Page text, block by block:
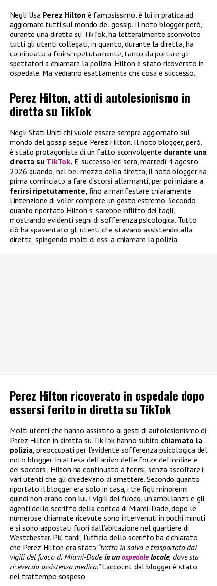
Negli Usa Perez Hilton è famosissimo, è lui in pratica ad
aggiornare tutti sul mondo del gossip. Il noto blogger però,
durante una diretta su TikTok, ha letteralmente sconvolto
tutti gli utenti collegati, in quanto, durante la diretta, ha
cominciato a ferirsi ripetutamente, tanto da portare gli
spettatori a chiamare la polizia. Hilton è stato ricoverato in
ospedale. Ma vediamo esattamente che cosa è successo.
Perez Hilton, atti di autolesionismo in
diretta su TikTok
Negli Stati Uniti chi vuole essere sempre aggiornato sul
mondo del gossip segue Perez Hilton. Il noto blogger, però,
è stato protagonista di un fatto sconvolgente durante una
diretta su TikTok. E’ successo ieri sera, martedì 4 agosto
2026 quando, nel bel mezzo della diretta, il noto blogger ha
prima cominciato a fare discorsi allarmanti, per poi iniziare a
ferirsi ripetutamente, fino a manifestare chiaramente
l’intenzione di voler compiere un gesto estremo. Secondo
quanto riportato Hilton si sarebbe inflitto dei tagli,
mostrando evidenti segni di sofferenza psicologica. Tutto
ciò ha spaventato gli utenti che stavano assistendo alla
diretta, spingendo molti di essi a chiamare la polizia.
Perez Hilton ricoverato in ospedale dopo
essersi ferito in diretta su TikTok
Molti utenti che hanno assistito ai gesti di autolesionismo di
Perez Hilton in diretta su TikTok hanno subito chiamato la
polizia , preoccupati per l’evidente sofferenza psicologica del
noto blogger. In attesa dell’arrivo delle forze dell’ordine e
dei soccorsi, Hilton ha continuato a ferirsi, senza ascoltare i
vari utenti che gli chiedevano di smettere. Secondo quanto
riportato il blogger era solo in casa, i tre figli minorenni
quindi non erano con lui. I vigili del fuoco, un’ambulanza e gli
agenti dello sceriffo della contea di Miami-Dade, dopo le
numerose chiamate ricevute sono intervenuti in pochi minuti
e si sono appostati fuori dall’abitazione nel quartiere di
Westchester. Più tardi, l’ufficio dello sceriffo ha dichiarato
che Perez Hilton era stato “tratto in salvo e trasportato dai
vigili del fuoco di Miami-Dadein un ospedalelocale, dove sta
ricevendo assistenza medica.”L’account del blogger è stato
nel frattempo sospeso.